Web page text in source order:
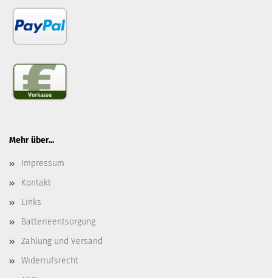
Mehr über...
Impressum
Kontakt
Links
Batterieentsorgung
Zahlung und Versand
Widerrufsrecht